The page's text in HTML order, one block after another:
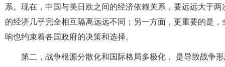
系。现在，中国与美日欧之间的经济依赖关系，要远远大于
的经济几乎完全相互隔离远远不同；另一方面，更重要的是
响也约束着各国政府的决策和选择。
第二，战争根源分散化和国际格局多极化， 是导致战争